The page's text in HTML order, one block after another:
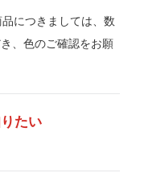
につきましては、数
、色のご確認をお願
たい